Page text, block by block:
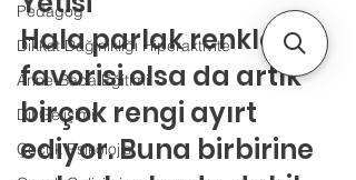
Pedagog
Dikkat Dağınıklığı Hiperaktivite
Anne-Baba Eğitimi
Dil Gelişimi
Çocuk Psikolojisi
Hala parlak renkler
favorisi olsa da artık
birçok rengi ayırt
ediyor. Buna birbirine